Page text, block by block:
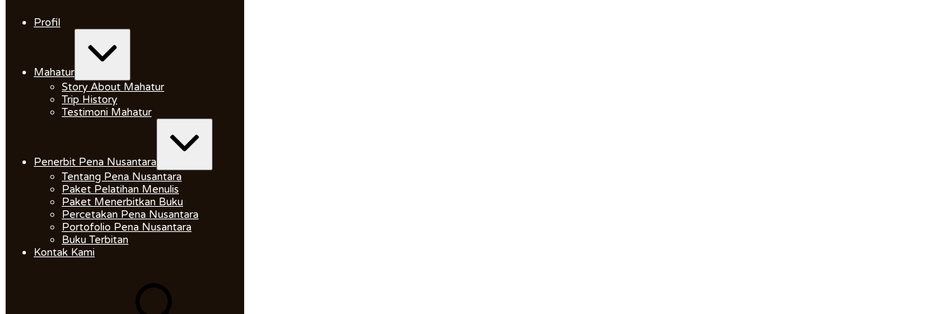
content
Profil
Mahatur
Story About Mahatur
Trip History
Testimoni Mahatur
Penerbit Pena Nusantara
Tentang Pena Nusantara
Paket Pelatihan Menulis
Paket Menerbitkan Buku
Percetakan Pena Nusantara
Portofolio Pena Nusantara
Buku Terbitan
Kontak Kami